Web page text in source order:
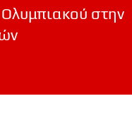
στην